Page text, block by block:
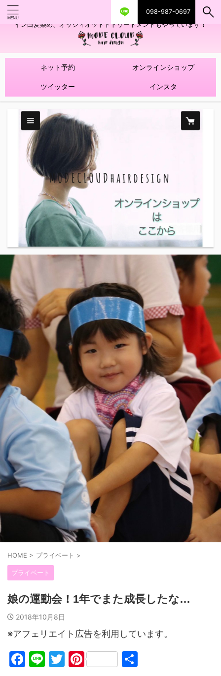
098-987-0697
艶ツヤヘアカラー！髪質改善トリートメントやハイライトを使ったデザ
イン白髪染め、オッジィオットトトリートメントもやっています！
ネット予約 オンラインショップ
ツイッター インスタ
HOME > プライベート >
プライベート
娘の運動会！1年でまた成長したな…
2018年10月8日
※アフェリエイト広告を利用しています。
F
Li T Pi